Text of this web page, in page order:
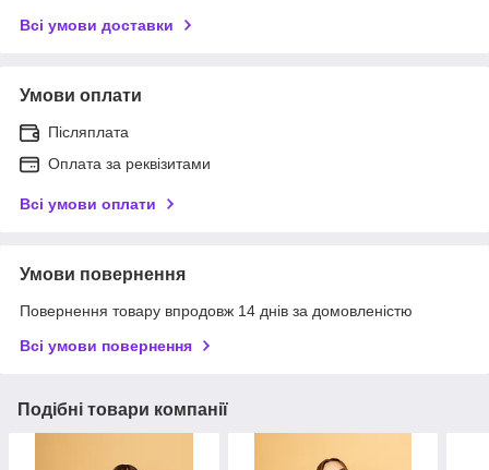
Всі умови доставки
Умови оплати
Післяплата
Оплата за реквізитами
Всі умови оплати
Умови повернення
Повернення товару впродовж 14 днів за домовленістю
Всі умови повернення
Подібні товари компанії